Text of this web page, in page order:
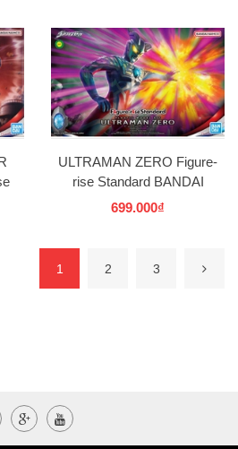
ULTRAMAN ZERO Figure-
rise Standard BANDAI
699.000₫
1 2 3